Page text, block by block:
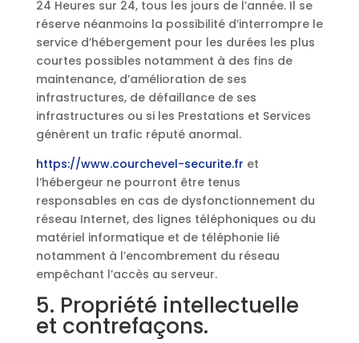
24 Heures sur 24, tous les jours de l’année. Il se
réserve néanmoins la possibilité d’interrompre le
service d’hébergement pour les durées les plus
courtes possibles notamment à des fins de
maintenance, d’amélioration de ses
infrastructures, de défaillance de ses
infrastructures ou si les Prestations et Services
génèrent un trafic réputé anormal.
https://www.courchevel-securite.fr et
l’hébergeur ne pourront être tenus
responsables en cas de dysfonctionnement du
réseau Internet, des lignes téléphoniques ou du
matériel informatique et de téléphonie lié
notamment à l’encombrement du réseau
empêchant l’accès au serveur.
5. Propriété intellectuelle
et contrefaçons.